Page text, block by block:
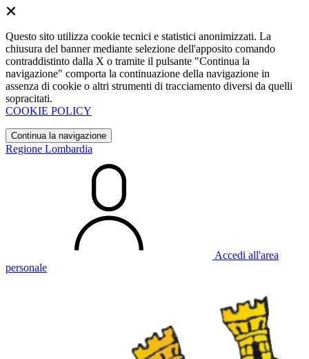
Questo sito utilizza cookie tecnici e statistici anonimizzati. La
chiusura del banner mediante selezione dell'apposito comando
contraddistinto dalla X o tramite il pulsante "Continua la
navigazione" comporta la continuazione della navigazione in
assenza di cookie o altri strumenti di tracciamento diversi da quelli
sopracitati.
COOKIE POLICY
Continua la navigazione
Regione Lombardia
Accedi all'area
personale